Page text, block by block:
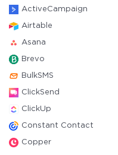
ActiveCampaign
Airtable
Asana
Brevo
BulkSMS
ClickSend
ClickUp
Constant Contact
Copper